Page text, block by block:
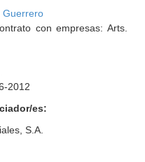
Guerrero
con empresas: Arts.
2012
es:
S.A.